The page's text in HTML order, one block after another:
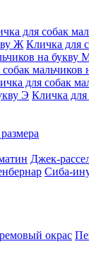
для собак
Ж Кличка для
на букву
мальчиков
для собак
Э Кличка
Джек-
Сиба-
окрас